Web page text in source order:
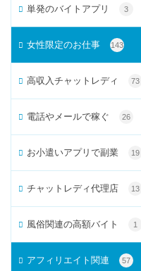
単発のバイトアプリ 3
女性限定のお仕事 143
高収入チャットレディ 73
電話やメールで稼ぐ 26
お小遣いアプリで副業 19
チャットレディ代理店 13
風俗関連の高額バイト 1
アフィリエイト関連 57